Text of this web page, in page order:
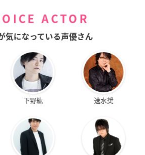
ACTOR
気になっている声優さん
下野紘 速水奨